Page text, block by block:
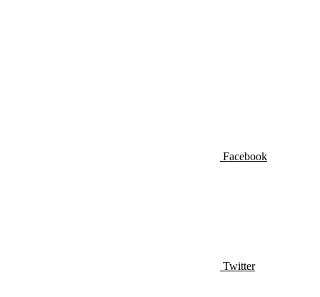
Facebook
Twitter